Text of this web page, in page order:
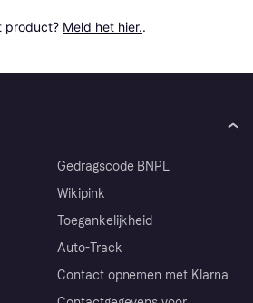
product? Meld het hier..
Gedragscode BNPL
Wikipink
Toegankelijkheid
Auto-Track
Contact opnemen met Klarna